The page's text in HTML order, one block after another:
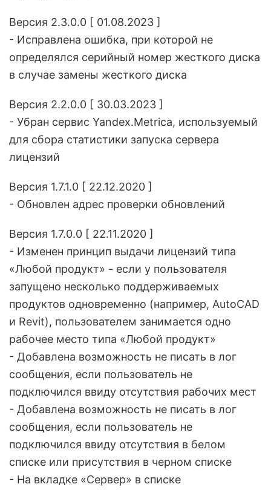
Версия 2.3.0.0 [ 01.08.2023 ]
- Исправлена ошибка, при которой не
определялся серийный номер жесткого диска
в случае замены жесткого диска
Версия 2.2.0.0 [ 30.03.2023 ]
- Убран сервис Yandex.Metrica, используемый
для сбора статистики запуска сервера
лицензий
Версия 1.7.1.0 [ 22.12.2020 ]
- Обновлен адрес проверки обновлений
Версия 1.7.0.0 [ 22.11.2020 ]
- Изменен принцип выдачи лицензий типа
«Любой продукт» - если у пользователя
запущено несколько поддерживаемых
продуктов одновременно (например, AutoCAD
и Revit), пользователем занимается одно
рабочее место типа «Любой продукт»
- Добавлена возможность не писать в лог
сообщения, если пользователь не
подключился ввиду отсутствия рабочих мест
- Добавлена возможность не писать в лог
сообщения, если пользователь не
подключился ввиду отсутствия в белом
списке или присутствия в черном списке
- На вкладке «Сервер» в списке